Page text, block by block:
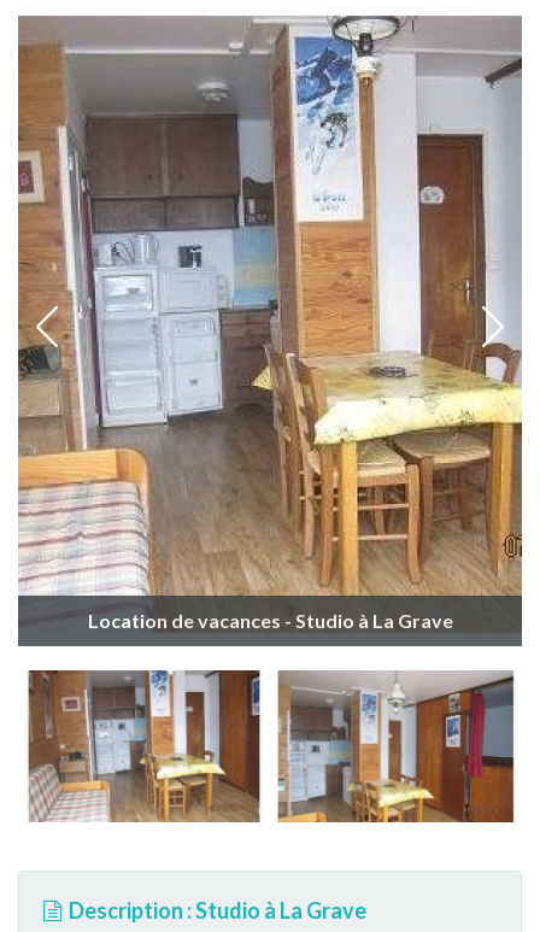
Location de vacances - Studio à La Grave
Description : Studio à La Grave